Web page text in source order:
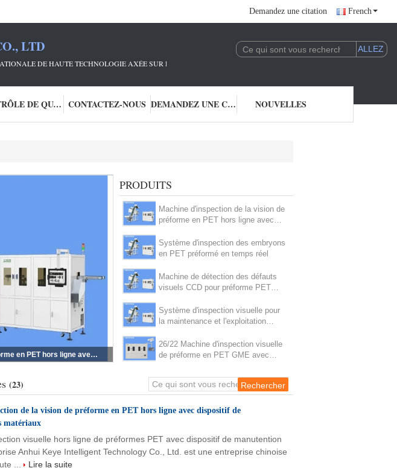
Demandez une citation French
LTD
DE HAUTE TECHNOLOGIE AXÉE SUR LA R&D ET L'APPLICATION DE LA TECHNOLOGIE DE L'IA.NOUS
CONTRÔLE DE QUALITÉ CONTACTEZ-NOUS DEMANDEZ UNE CITATION NOUVELLES
Machine d'inspection de la vision de préforme en PET hors ligne avec dispositif de manutention des matériaux
PRODUITS
Machine d'inspection de la vision de
préforme en PET hors ligne avec
matériaux
Système d'inspection des embryons
en PET préformé en temps réel
Machine de détection des défauts
visuels CCD pour préforme PET
Système d'inspection visuelle pour
la maintenance et l'exploitation
26/22 Machine d'inspection visuelle
de préforme en PET GME avec
(23)
de la vision de préforme en PET hors ligne avec dispositif de
matériaux
visuelle hors ligne de préformes PET avec dispositif de manutention
Anhui Keye Intelligent Technology Co., Ltd. est une entreprise chinoise
...
Lire la suite